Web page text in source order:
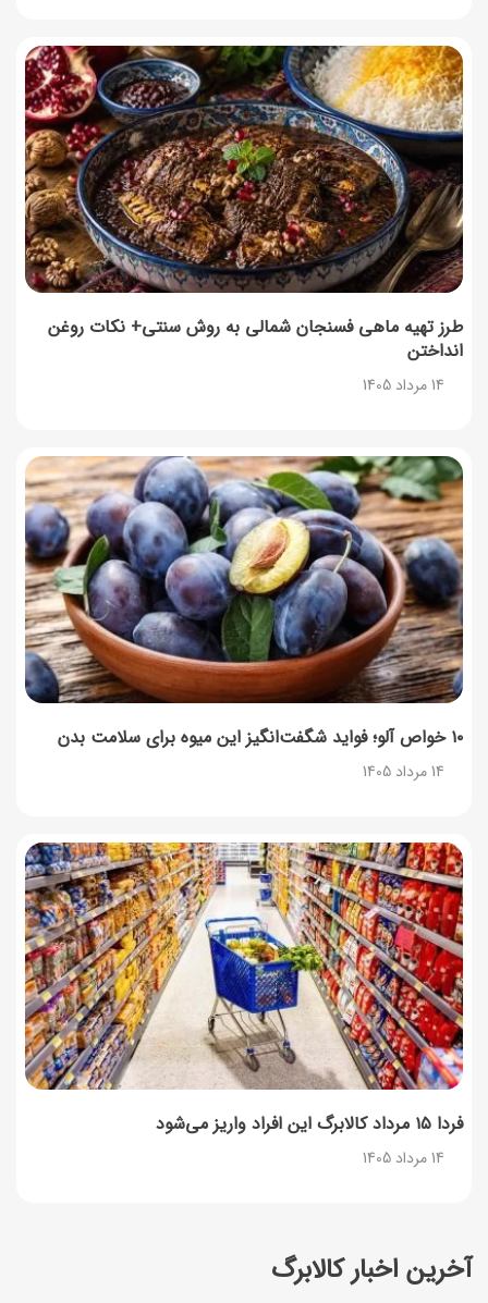
آخرین اخبار کالابرگ
طرز تهیه ماهی فسنجان شمالی به روش سنتی+ نکات روغن
انداختن
14 مرداد 1405
۱۰ خواص آلو؛ فواید شگفت‌انگیز این میوه برای سلامت بدن
14 مرداد 1405
فردا ۱۵ مرداد کالابرگ این افراد واریز می‌شود
14 مرداد 1405